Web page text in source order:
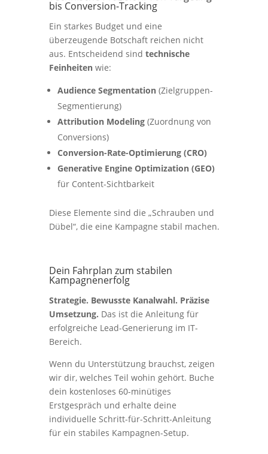
bis Conversion-Tracking
Ein starkes Budget und eine
überzeugende Botschaft reichen nicht
aus. Entscheidend sind technische
Feinheitenwie:
Audience Segmentation(Zielgruppen-
Segmentierung)
Attribution Modeling(Zuordnung von
Conversions)
Conversion-Rate-Optimierung (CRO)
Generative Engine Optimization (GEO)
für Content-Sichtbarkeit
Diese Elemente sind die „Schrauben und
Dübel“, die eine Kampagne stabil machen.
Dein Fahrplan zum stabilen
Kampagnenerfolg
Strategie. Bewusste Kanalwahl. Präzise
Umsetzung. Das ist die Anleitung für
erfolgreiche Lead-Generierung im IT-
Bereich.
Wenn du Unterstützung brauchst, zeigen
wir dir, welches Teil wohin gehört. Buche
dein kostenloses 60-minütiges
Erstgespräch und erhalte deine
individuelle Schritt-für-Schritt-Anleitung
für ein stabiles Kampagnen-Setup.